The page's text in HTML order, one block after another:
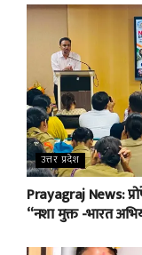
उत्तर प्रदेश
Prayagraj News:
“नशा मुक्त -भारत